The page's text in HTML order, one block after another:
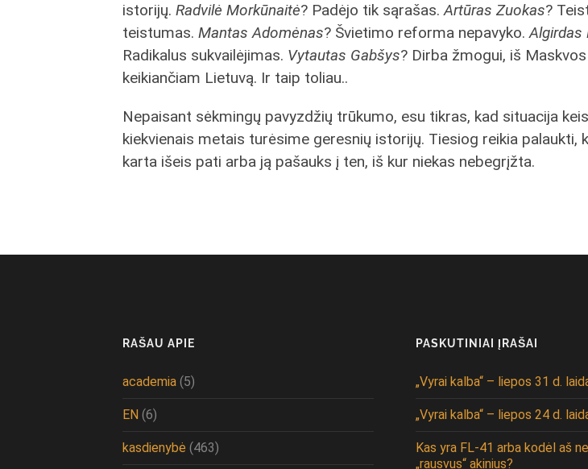
istorijų. Radvilė Morkūnaitė? Padėjo tik sąrašas.Artūras Zuokas?
teistumas. Mantas Adomėnas? Švietimo reforma nepavyko.Algirdas
Radikalus sukvailėjimas. Vytautas Gabšys? Dirba žmogui, iš Maskvos
keikiančiam Lietuvą. Ir taip toliau..
Nepaisant sėkmingų pavyzdžių trūkumo, esu tikras, kad situacija
kiekvienais metais turėsime geresnių istorijų. Tiesiog reikia palaukti,
karta išeis pati arba ją pašauks į ten, iš kur niekas nebegrįžta.
RAŠAU APIE
academia (5)
EN (6)
kasdienybė (463)
PASKUTINIAI ĮRAŠAI
„Vyrai kalba“ – liepos 31 d.
„Vyrai kalba“ – liepos 24 d.
Kas yra FL-41 arba kodėl aš
„rausvus“ akinius?